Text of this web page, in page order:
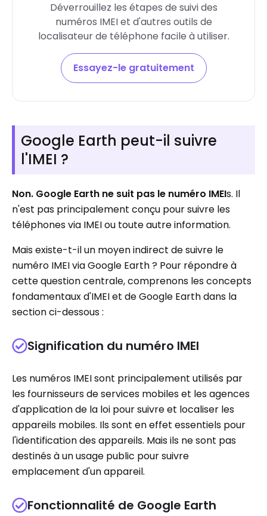
Déverrouillez les étapes de suivi des
numéros IMEI et d'autres outils de
localisateur de téléphone facile à utiliser.
Essayez-le gratuitement
Google Earth peut-il suivre
l'IMEI ?
Non. Google Earth ne suit pas le numéro IMEIs. Il
n'est pas principalement conçu pour suivre les
téléphones via IMEI ou toute autre information.
Mais existe-t-il un moyen indirect de suivre le
numéro IMEI via Google Earth ? Pour répondre à
cette question centrale, comprenons les concepts
fondamentaux d'IMEI et de Google Earth dans la
section ci-dessous :
Signification du numéro IMEI
Les numéros IMEI sont principalement utilisés par
les fournisseurs de services mobiles et les agences
d'application de la loi pour suivre et localiser les
appareils mobiles. Ils sont en effet essentiels pour
l'identification des appareils. Mais ils ne sont pas
destinés à un usage public pour suivre
emplacement d'un appareil.
Fonctionnalité de Google Earth